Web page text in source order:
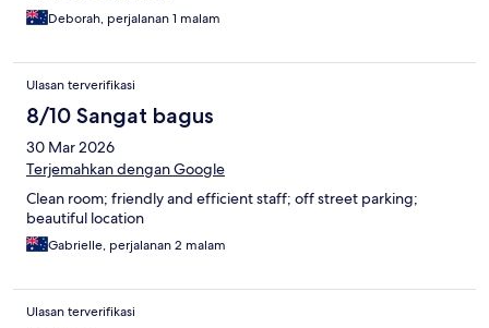
Deborah, perjalanan 1 malam
Ulasan terverifikasi
8/10 Sangat bagus
30 Mar 2026
Terjemahkan dengan Google
Clean room; friendly and efficient staff; off street parking;
beautiful location
Gabrielle, perjalanan 2 malam
Ulasan terverifikasi